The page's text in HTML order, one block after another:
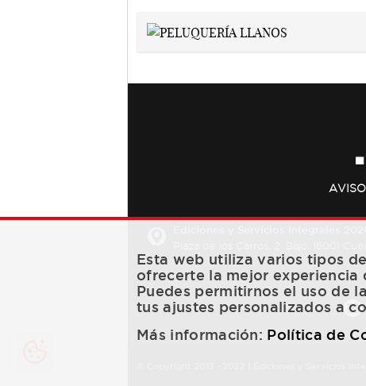
Esta web utiliza varios tipos
ofrecerte la mejor experiencia
Puedes permitirnos el uso de
tus ajustes personalizados a
Más información: Política de